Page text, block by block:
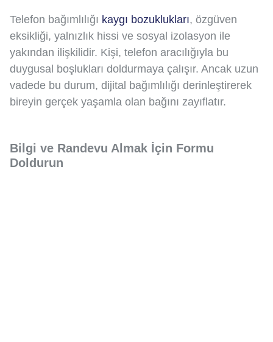
Telefon bağımlılığı kaygı bozuklukları, özgüven
eksikliği, yalnızlık hissi ve sosyal izolasyon ile
yakından ilişkilidir. Kişi, telefon aracılığıyla bu
duygusal boşlukları doldurmaya çalışır. Ancak uzun
vadede bu durum, dijital bağımlılığı derinleştirerek
bireyin gerçek yaşamla olan bağını zayıflatır.
Bilgi ve Randevu Almak İçin Formu
Doldurun